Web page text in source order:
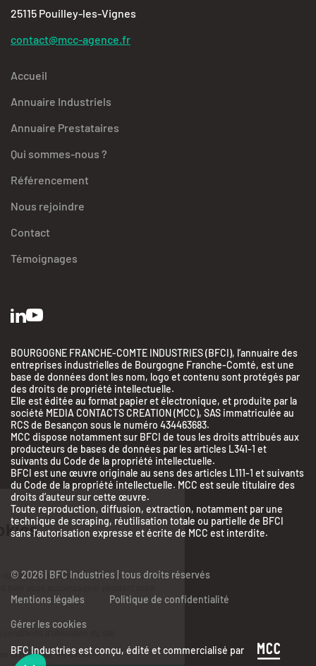
25115 Pouilley-les-Vignes
contact@mcc-agence.fr
Accueil
Annuaire Industriels
Annuaire Prestataires
Qui sommes-nous ?
Référencement
Nous rejoindre
Contact
Témoignages
BOURGOGNE FRANCHE-COMTE INDUSTRIES (BFCI), l’annuaire des
entreprises industrielles de Bourgogne Franche-Comté, est une
base de données dont les nom, logo et contenu sont protégés par
des droits de propriété intellectuelle.
Elle est éditée au format papier et électronique, et produite par la
société MEDIA CONTACTS CREATION (MCC), SAS immatriculée au
RCS de Besançon sous le numéro 434463683.
MCC dispose notamment sur BFCI de tous les droits attribués aux
producteurs de bases de données par les articles L341-1 et
suivants du Code de la propriété intellectuelle.
BFCI est une œuvre originale au sens des articles L111-1 et suivants
du Code de la propriété intellectuelle. MCC est seule titulaire des
droits d’auteur sur cette œuvre.
Toute reproduction, diffusion, extraction, notamment par une
technique de scraping, réutilisation totale ou partielle de BFCI
sans l’autorisation expresse et écrite de MCC est interdite.
© 2026 | BFC Industries | tous droits réservés
Mentions légales Politique de confidentialité
Gérer les cookies
BFC Industries est conçu, édité et commercialisé par
BFC Industries
Utilise des Cookies
On a attendu d'être sûrs que le contenu de ce site vous intéresse avant de
visite...
Consentements certifiés par